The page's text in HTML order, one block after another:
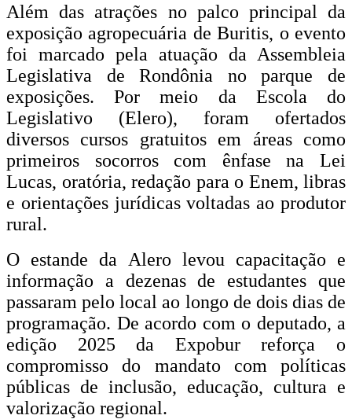
Além das atrações no palco principal da
exposição agropecuária de Buritis, o evento
foi marcado pela atuação da Assembleia
Legislativa de Rondônia no parque de
exposições. Por meio da Escola do
Legislativo (Elero), foram ofertados
diversos cursos gratuitos em áreas como
primeiros socorros com ênfase na Lei
Lucas, oratória, redação para o Enem, libras
e orientações jurídicas voltadas ao produtor
rural.
O estande da Alero levou capacitação e
informação a dezenas de estudantes que
passaram pelo local ao longo de dois dias de
programação. De acordo com o deputado, a
edição 2025 da Expobur reforça o
compromisso do mandato com políticas
públicas de inclusão, educação, cultura e
valorização regional.